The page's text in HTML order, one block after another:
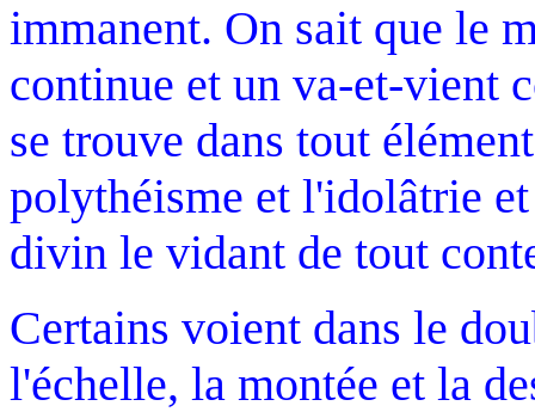
immanent. On sait que le
continue et un va-et-vient
se trouve dans tout
polythéisme et l'idolâtrie
divin le vidant de tout
Certains voient dans le
l'échelle, la montée et la